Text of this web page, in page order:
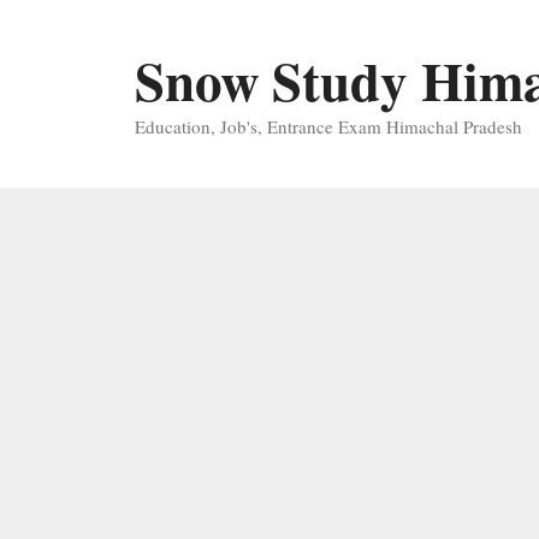
Snow Study
Education, Job's, Entrance Exam Himachal Pradesh